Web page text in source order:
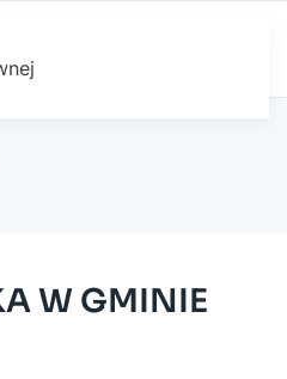
W GMINIE